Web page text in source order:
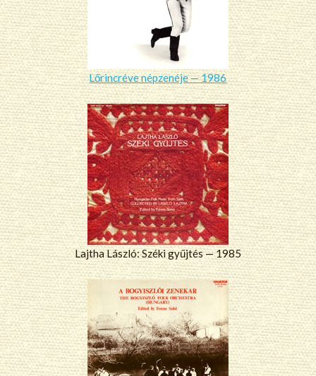
Lőrincréve népzenéje — 1986
Lajtha László: Széki gyűjtés — 1985